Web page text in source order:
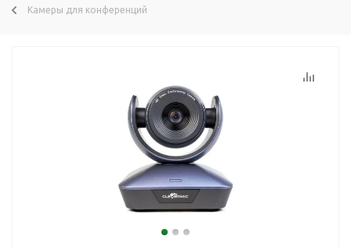
Камеры для конференций